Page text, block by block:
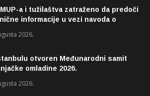
a i tužilaštva zatraženo da predoči
informacije u vezi navoda o
2026.
otvoren Međunarodni samit
omladine 2026.
2026.